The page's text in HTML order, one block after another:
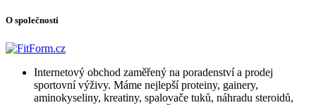
O společnosti
Internetový obchod zaměřený na poradenství a prodej
sportovní výživy. Máme nejlepší proteiny, gainery,
aminokyseliny, kreatiny, spalovače tuků, náhradu steroidů,